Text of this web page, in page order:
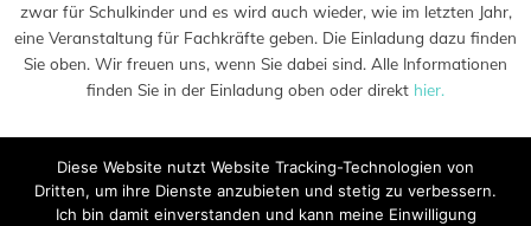
zwar für Schulkinder und es wird auch wieder, wie im letzten Jahr,
eine Veranstaltung für Fachkräfte geben. Die Einladung dazu finden
Sie oben. Wir freuen uns, wenn Sie dabei sind. Alle Informationen
finden Sie in der Einladung oben oder direkt hier.
Diese Website nutzt Website Tracking-Technologien von
Dritten, um ihre Dienste anzubieten und stetig zu verbessern.
Ich bin damit einverstanden und kann meine Einwilligung